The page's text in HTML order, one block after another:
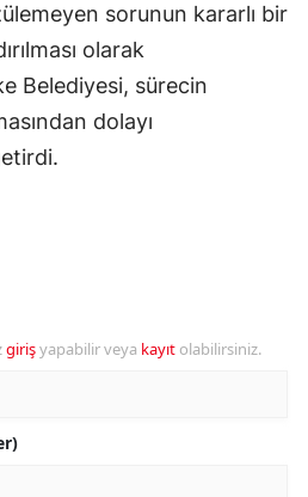
sorunun kararlı bir
olarak
Belediyesi, sürecin
dolayı
girişyapabilir veya kayıt olabilirsiniz.